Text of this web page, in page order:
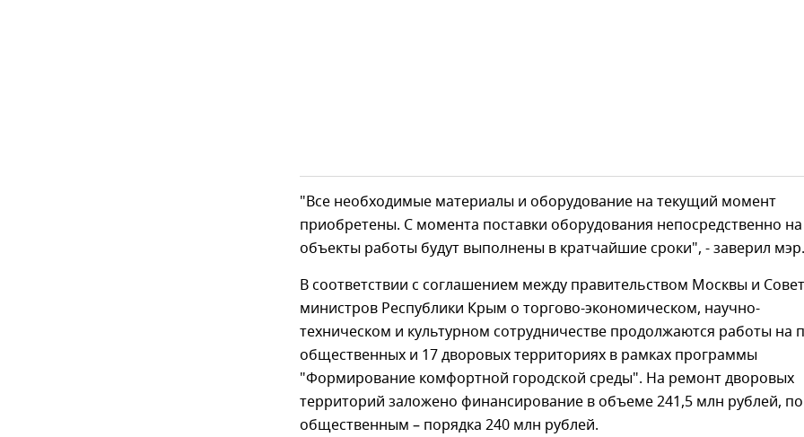
"Все необходимые материалы и оборудование на текущий момент
приобретены. С момента поставки оборудования непосредственно на
объекты работы будут выполнены в кратчайшие сроки", - заверил мэр.
В соответствии с соглашением между правительством Москвы и
министров Республики Крым о торгово-экономическом, научно-
техническом и культурном сотрудничестве продолжаются работы на
общественных и 17 дворовых территориях в рамках программы
"Формирование комфортной городской среды". На ремонт дворовых
территорий заложено финансирование в объеме 241,5 млн рублей, по
общественным – порядка 240 млн рублей.